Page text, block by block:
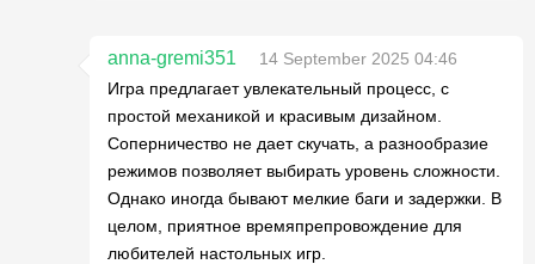
anna-gremi351
14 September 2025 04:46
Игра предлагает увлекательный процесс, с
простой механикой и красивым дизайном.
Соперничество не дает скучать, а разнообразие
режимов позволяет выбирать уровень сложности.
Однако иногда бывают мелкие баги и задержки. В
целом, приятное времяпрепровождение для
любителей настольных игр.